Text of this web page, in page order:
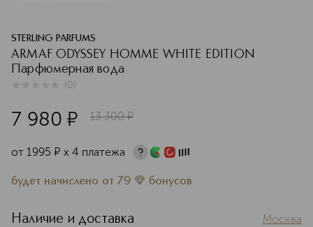
STERLING PARFUMS
ARMAF ODYSSEY HOMME WHITE EDITION
Парфюмерная вода
(0)
7 980 ¤ 13 300 ¤
от 1995 ¤ х 4 платежа
будет начислено от 79 бонусов
Наличие и доставка Москва